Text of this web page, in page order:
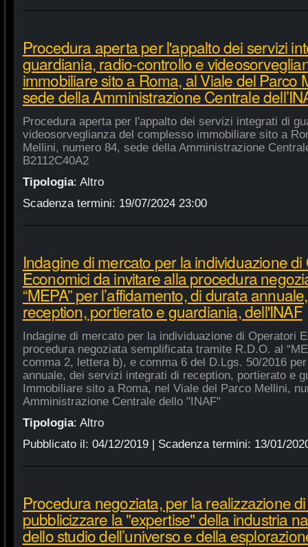
Procedura aperta per l'appalto dei servizi
guardiania, radio-controllo e
immobiliare sito a Roma, al Viale del Parco
sede della Amministrazione Centrale
Procedura aperta per l'appalto dei servizi integrati di
videosorveglianza del complesso immobiliare sito a
Mellini, numero 84, sede della Amministrazione
B2112C40A2
Tipologia: Altro
Scadenza termini: 19/07/2024 23:00
Indagine di mercato per la individuazione
Economici da invitare alla procedura
“MEPA” per l’affidamento, di durata
reception, portierato e guardiania, dell'INAF
Indagine di mercato per la individuazione di Operatori
procedura negoziata semplificata tramite R.D.O. al
comma 2, lettera b), e comma 6 del D.Lgs. 50/2016
annuale, dei servizi integrati di reception, portierato e
Immobiliare sito a Roma, nel Viale del Parco Mellini,
Amministrazione Centrale dello "INAF"
Tipologia: Altro
Pubblicato il: 04/12/2019| Scadenza termini: 13/01/
Procedura negoziata, per la realizzazione
pubblicizzare la "expertise" della industria
dello studio dell’universo e della